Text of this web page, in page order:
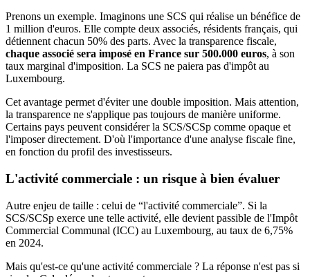
Prenons un exemple. Imaginons une SCS qui réalise un bénéfice de
1 million d'euros. Elle compte deux associés, résidents français, qui
détiennent chacun 50% des parts. Avec la transparence fiscale,
chaque associé sera imposé en France sur 500.000 euros, à son
taux marginal d'imposition. La SCS ne paiera pas d'impôt au
Luxembourg.
Cet avantage permet d'éviter une double imposition. Mais attention,
la transparence ne s'applique pas toujours de manière uniforme.
Certains pays peuvent considérer la SCS/SCSp comme opaque et
l'imposer directement. D'où l'importance d'une analyse fiscale fine,
en fonction du profil des investisseurs.
L'activité commerciale : un risque à bien évaluer
Autre enjeu de taille : celui de “l'activité commerciale”. Si la
SCS/SCSp exerce une telle activité, elle devient passible de l'Impôt
Commercial Communal (ICC) au Luxembourg, au taux de 6,75%
en 2024.
Mais qu'est-ce qu'une activité commerciale ? La réponse n'est pas si